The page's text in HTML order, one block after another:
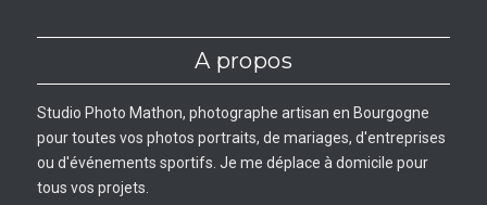
A propos
Studio Photo Mathon, photographe artisan en Bourgogne
pour toutes vos photos portraits, de mariages, d'entreprises
ou d'événements sportifs. Je me déplace à domicile pour
tous vos projets.